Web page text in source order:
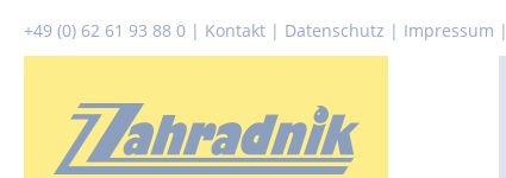
+49 (0) 62 61 93 88 0 | Kontakt | Datenschutz | Impressum |